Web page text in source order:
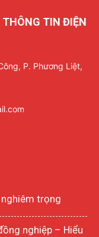
THÔNG TIN ĐIỆN
P. Phương Liệt,
trọng
nghiệp – Hiểu